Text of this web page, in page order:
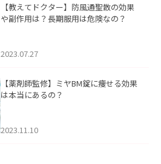
【教えてドクター】防風通聖散の効果
や副作用は？長期服用は危険なの？
2023.07.27
【薬剤師監修】ミヤBM錠に痩せる効果
は本当にあるの？
2023.11.10